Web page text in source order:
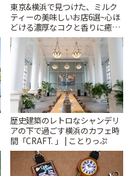
東京&横浜で見つけた、ミルク
ティーの美味しいお店6選~心ほ
どける濃厚なコクと香りに癒や
されるティータイム~ | ことりっ
ぷ
歴史建築のレトロなシャンデリ
アの下で過ごす横浜のカフェ時
間「CRAFT. 」 | ことりっぷ